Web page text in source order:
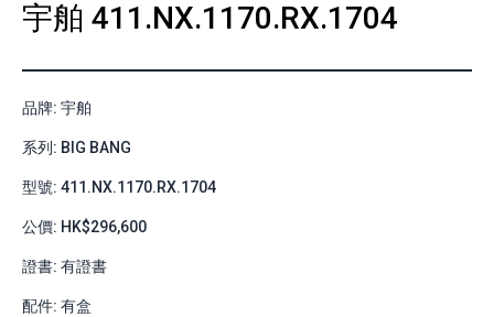
宇舶 411.NX.1170.RX.1704
品牌: 宇舶
系列: BIG BANG
型號: 411.NX.1170.RX.1704
公價: HK$296,600
證書: 有證書
配件: 有盒